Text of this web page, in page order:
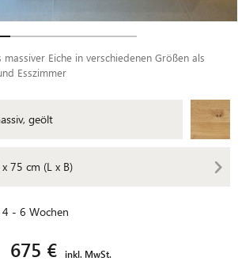
Eiche in verschiedenen Größen als
Esszimmer
geölt
75 cm (L x B)
4 - 6 Wochen
675 € inkl. MwSt.